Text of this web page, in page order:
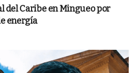
del Caribe en Mingueo por
energía